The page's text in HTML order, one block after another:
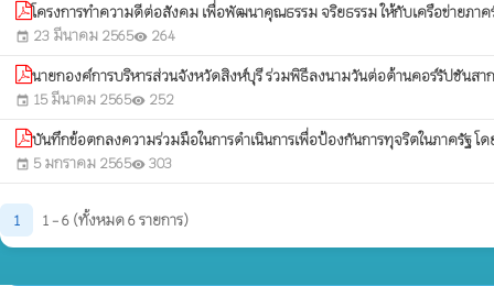
โครงการทำความดีต่อสังคม เพื่อพัฒนาคุณธรรม จริยธรรม ให้กับเครือข่ายภ
event 23 มีนาคม 2565visibility 264
นายกองค์การบริหารส่วนจังหวัดสิงห์บุรี ร่วมพิธีลงนามวันต่อต้านคอร์รัปชันส
event 15 มีนาคม 2565visibility 252
บันทึกข้อตกลงความร่วมมือในการดำเนินการเพื่อป้องกันการทุจริตในภาครัฐ
event 5 มกราคม 2565visibility 303
1 1 - 6 (ทั้งหมด 6 รายการ)